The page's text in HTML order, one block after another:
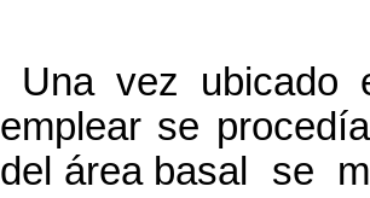
Una vez ubicado
emplear se
del área basal se